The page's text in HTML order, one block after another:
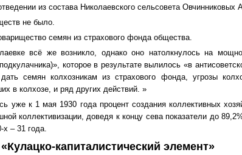
из состава Николаевского сельсовета
не было.
семян из страхового фонда общества.
всё же возникло, однако оно натолкнулось на
которое в результате вылилось «в
семян колхозникам из страхового фонда, угрозы
в колхозе, и ряд других действий. »
уже к 1 мая 1930 года процент создания коллективных
коллективизации, доведя к концу сева показатели до
– 31 года.
«Кулацко-капиталистический элемент»